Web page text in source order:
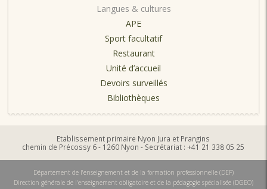
Langues & cultures
APE
Sport facultatif
Restaurant
Unité d’accueil
Devoirs surveillés
Bibliothèques
Etablissement primaire Nyon Jura et Prangins
chemin de Précossy 6 - 1260 Nyon - Secrétariat : +41 21 338 05 25
Département de l'enseignement et de la formation professionnelle (DEF)
Direction générale de l'enseignement obligatoire et de la pédagogie spécialisée (DGEO)